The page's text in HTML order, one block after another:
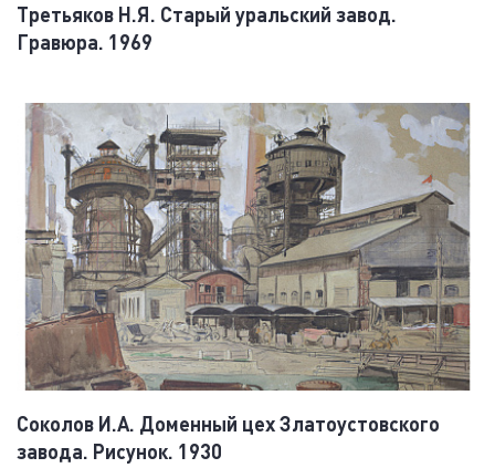
Третьяков Н.Я. Старый уральский завод.
Гравюра. 1969
Соколов И.А. Доменный цех Златоустовского
завода. Рисунок. 1930